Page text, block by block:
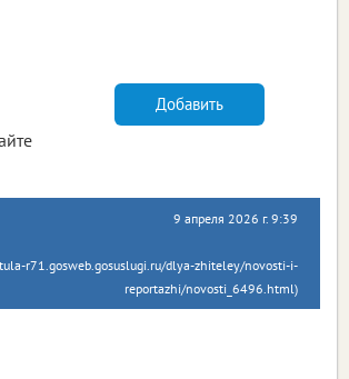
Добавить
9 апреля 2026 г. 9:39
r71.gosweb.gosuslugi.ru/dlya-zhiteley/novosti-i-
reportazhi/novosti_6496.html)